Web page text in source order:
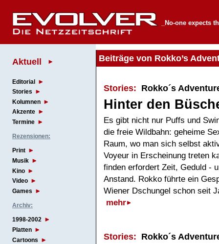
_No-one expects
Aktuell
Editorial
Stories
Kolumnen
Akzente
Termine
Rezensionen:
Print
Musik
Kino
Video
Games
Archiv:
1998-2002
Platten
Cartoons
Beiträge von Rokko’s
Stories: Rokko´s
Hinter den
Es gibt nicht nur Puffs und
die freie Wildbahn: geheime
Raum, wo man sich selbst
Voyeur in Erscheinung treten
finden erfordert Zeit, Geduld -
Anstand. Rokko führte ein
Wiener Dschungel schon seit
mehr
Stories: Rokko´s